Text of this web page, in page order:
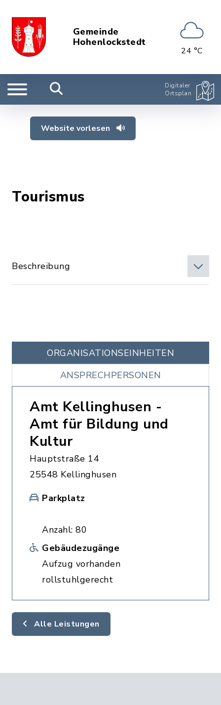
Gemeinde
Hohenlockstedt
24 °C
Digitaler
Ortsplan
Website vorlesen
Tourismus
Beschreibung
ORGANISATIONS­EINHEITEN
ANSPRECHPERSONEN
Amt Kellinghusen -
Amt für Bildung und
Kultur
Hauptstraße 14
25548 Kellinghusen
Parkplatz
Anzahl: 80
Gebäudezugänge
Aufzug vorhanden
rollstuhlgerecht
Alle Leistungen